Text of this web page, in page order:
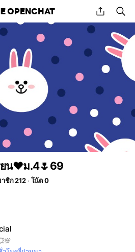
OPENCHAT share
ยน❤️ม.4🌷69
ชิก 212 โน้ต 0